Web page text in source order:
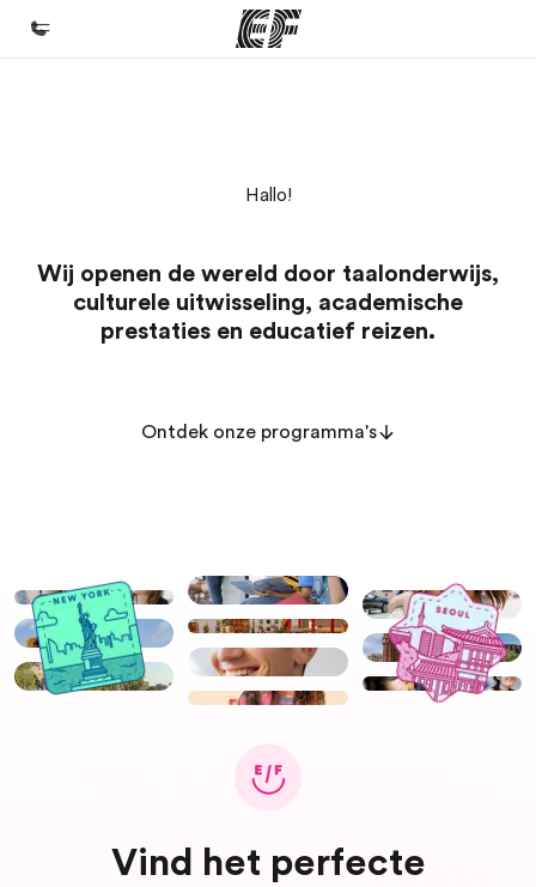
Kantoren
Vind een kantoor
Hallo!
Wij openen de wereld door taalonderwijs,
culturele uitwisseling, academische
prestaties en educatief reizen.
Ontdek onze programma's
Vind het perfecte